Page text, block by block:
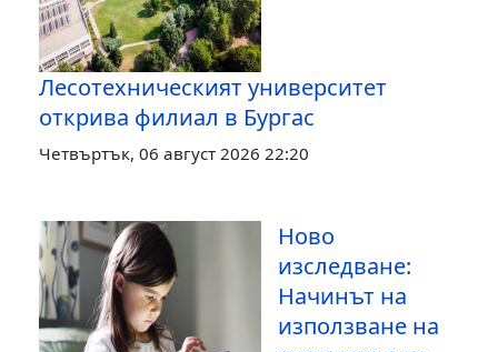
Лесотехническият университет
открива филиал в Бургас
Четвъртък, 06 август 2026 22:20
Ново
изследване:
Начинът на
използване на